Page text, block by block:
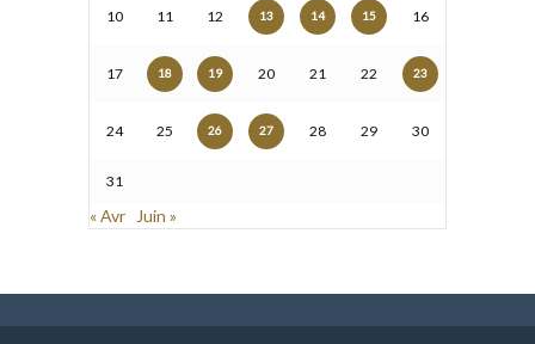
10 11 12 13 14 15 16
17 18 19 20 21 22 23
24 25 26 27 28 29 30
31
« Avr Juin »